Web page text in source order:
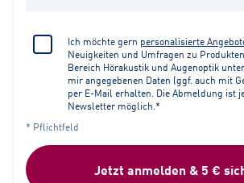
Ich möchte gern personalisierte
Neuigkeiten und Umfragen zu
Bereich Hörakustik und Augenoptik
mir angegebenen Daten (ggf. auch mit
per E-Mail erhalten. Die Abmeldung ist
Newsletter möglich.*
* Pflichtfeld
Jetzt anmelden & 5 €